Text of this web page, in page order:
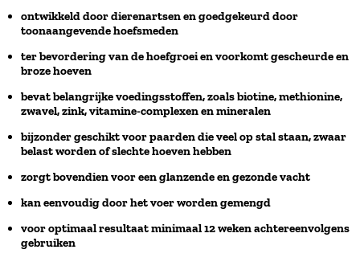
ontwikkeld door dierenartsen en goedgekeurd door
toonaangevende hoefsmeden
ter bevordering van de hoefgroei en voorkomt gescheurde en
broze hoeven
bevat belangrijke voedingsstoffen, zoals biotine, methionine,
zwavel, zink, vitamine-complexen en mineralen
bijzonder geschikt voor paarden die veel op stal staan, zwaar
belast worden of slechte hoeven hebben
zorgt bovendien voor een glanzende en gezonde vacht
kan eenvoudig door het voer worden gemengd
voor optimaal resultaat minimaal 12 weken achtereenvolgens
gebruiken